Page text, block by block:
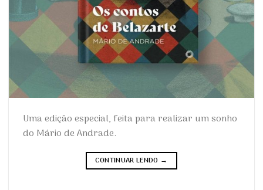
Uma edição especial, feita para realizar um sonho
do Mário de Andrade.
CONTINUAR LENDO →